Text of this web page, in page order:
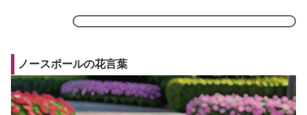
ノースポールの花言葉